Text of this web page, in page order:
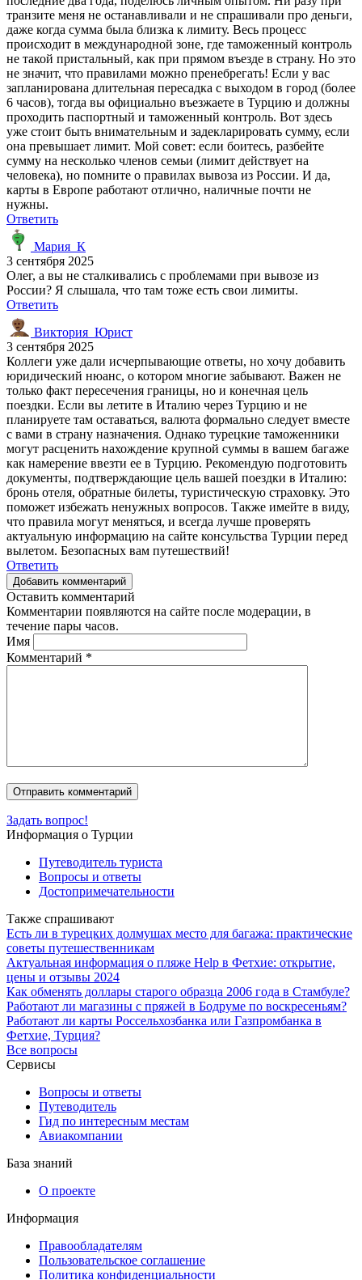
транзите меня не останавливали и не спрашивали про деньги,
даже когда сумма была близка к лимиту. Весь процесс
происходит в международной зоне, где таможенный контроль
не такой пристальный, как при прямом въезде в страну. Но это
не значит, что правилами можно пренебрегать! Если у вас
запланирована длительная пересадка с выходом в город (более
6 часов), тогда вы официально въезжаете в Турцию и должны
проходить паспортный и таможенный контроль. Вот здесь
уже стоит быть внимательным и задекларировать сумму, если
она превышает лимит. Мой совет: если боитесь, разбейте
сумму на несколько членов семьи (лимит действует на
человека), но помните о правилах вывоза из России. И да,
карты в Европе работают отлично, наличные почти не
нужны.
Ответить
Мария_К
3 сентября 2025
Олег, а вы не сталкивались с проблемами при вывозе из
России? Я слышала, что там тоже есть свои лимиты.
Ответить
Виктория_Юрист
3 сентября 2025
Коллеги уже дали исчерпывающие ответы, но хочу добавить
юридический нюанс, о котором многие забывают. Важен не
только факт пересечения границы, но и конечная цель
поездки. Если вы летите в Италию через Турцию и не
планируете там оставаться, валюта формально следует вместе
с вами в страну назначения. Однако турецкие таможенники
могут расценить нахождение крупной суммы в вашем багаже
как намерение ввезти ее в Турцию. Рекомендую подготовить
документы, подтверждающие цель вашей поездки в Италию:
бронь отеля, обратные билеты, туристическую страховку. Это
поможет избежать ненужных вопросов. Также имейте в виду,
что правила могут меняться, и всегда лучше проверять
актуальную информацию на сайте консульства Турции перед
вылетом. Безопасных вам путешествий!
Ответить
Добавить комментарий
Оставить комментарий
Комментарии появляются на сайте после модерации, в
течение пары часов.
Имя
Комментарий *
Задать вопрос!
Информация о Турции
Путеводитель туриста
Вопросы и ответы
Достопримечательности
Также спрашивают
Есть ли в турецких долмушах место для багажа: практические
советы путешественникам
Актуальная информация о пляже Help в Фетхие: открытие,
цены и отзывы 2024
Как обменять доллары старого образца 2006 года в Стамбуле?
Работают ли магазины с пряжей в Бодруме по воскресеньям?
Работают ли карты Россельхозбанка или Газпромбанка в
Фетхие, Турция?
Все вопросы
Сервисы
Вопросы и ответы
Путеводитель
Гид по интересным местам
Авиакомпании
База знаний
О проекте
Информация
Правообладателям
Пользовательское соглашение
Политика конфиденциальности